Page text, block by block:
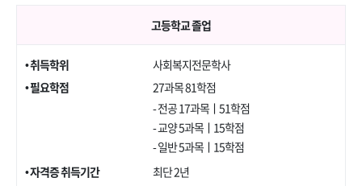
고등학교 졸업
• 취득학위
사회복지전문학사
• 필요학점
27과목 81학점
- 전공 17과목ㅣ51학점
- 교양 5과목ㅣ15학점
- 일반 5과목ㅣ15학점
• 자격증 취득기간
최단 2년